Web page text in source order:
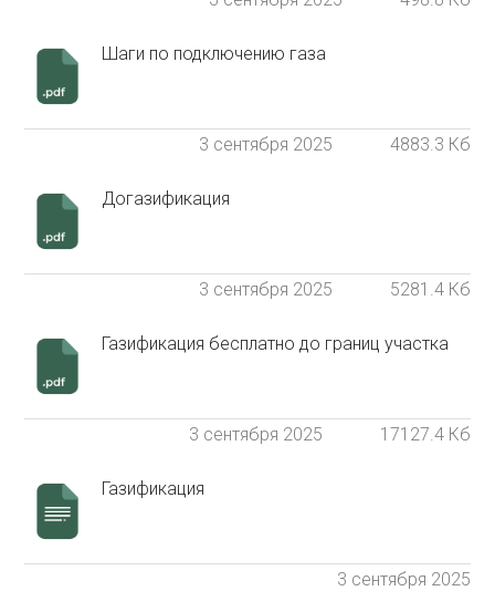
Шаги по подключению газа
3 сентября 2025 4883.3 Кб
Догазификация
3 сентября 2025 5281.4 Кб
Газификация бесплатно до границ участка
3 сентября 2025 17127.4 Кб
Газификация
3 сентября 2025